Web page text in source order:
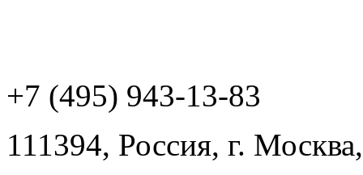
+7 (495) 943-13-83
111394, Россия, г. Москва